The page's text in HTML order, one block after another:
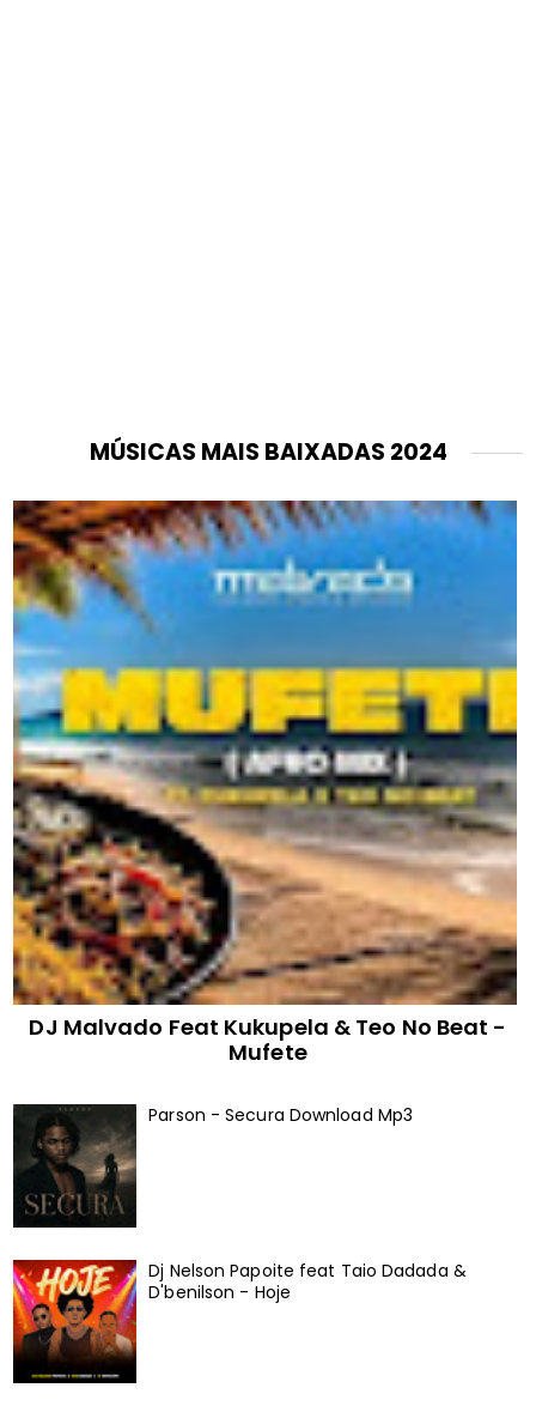
MÚSICAS MAIS BAIXADAS 2024
DJ Malvado Feat Kukupela & Teo No Beat -
Mufete
Parson - Secura Download Mp3
Dj Nelson Papoite feat Taio Dadada &
D'benilson - Hoje